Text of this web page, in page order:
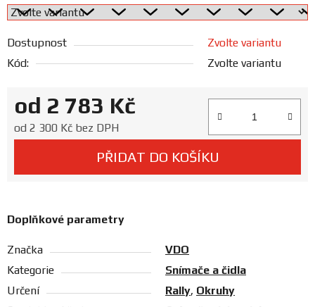
a
katalogy
Prodejny
Dostupnost
Zvolte variantu
Kód:
Zvolte variantu
od 2 783 Kč
od 2 300 Kč bez DPH
PŘIDAT DO KOŠÍKU
Doplňkové parametry
Značka
VDO
Kategorie
Snímače a čidla
Určení
Rally, Okruhy